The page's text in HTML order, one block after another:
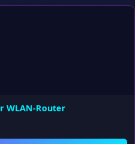
WLAN-Router